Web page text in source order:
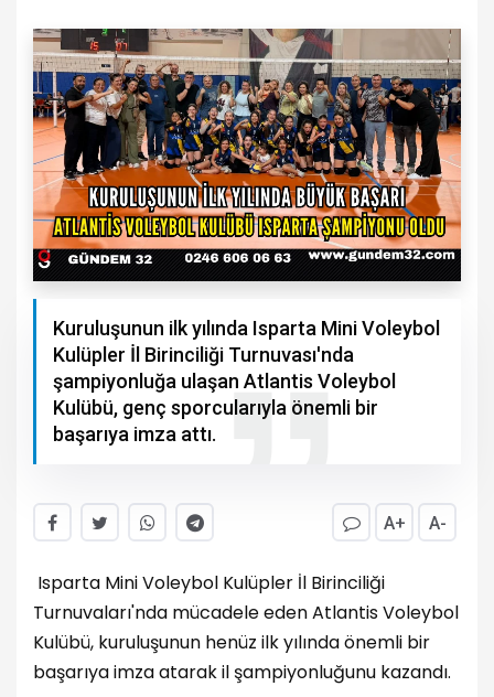
Kuruluşunun ilk yılında Isparta Mini Voleybol
Kulüpler İl Birinciliği Turnuvası'nda
şampiyonluğa ulaşan Atlantis Voleybol
Kulübü, genç sporcularıyla önemli bir
başarıya imza attı.
A+ A-
Isparta Mini Voleybol Kulüpler İl Birinciliği
Turnuvaları'nda mücadele eden Atlantis Voleybol
Kulübü, kuruluşunun henüz ilk yılında önemli bir
başarıya imza atarak il şampiyonluğunu kazandı.